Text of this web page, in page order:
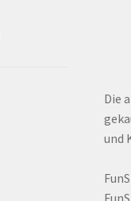
Die
und